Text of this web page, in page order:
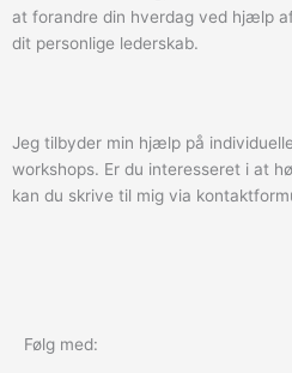
at forandre din hverdag ved hjælp
dit personlige lederskab.
Jeg tilbyder min hjælp på
workshops. Er du interesseret i at
kan du skrive til mig via
Følg med: